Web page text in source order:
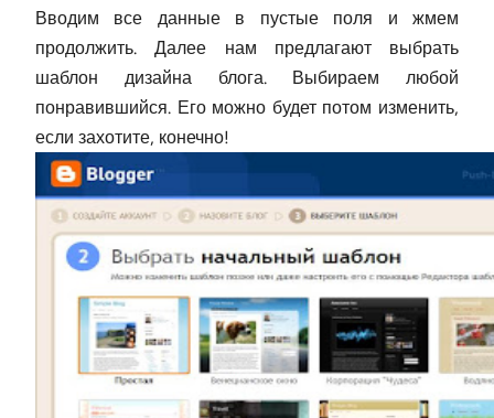
Вводим все данные в пустые поля и жмем
продолжить. Далее нам предлагают выбрать
шаблон дизайна блога. Выбираем любой
понравившийся. Его можно будет потом изменить,
если захотите, конечно!